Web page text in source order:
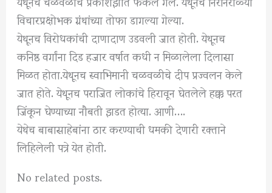
विचारप्रक्षोभक ग्रंथांच्या तोफा डागल्या गेल्या.
येथूनच विरोधकांची दाणादाण उडवली जात होती. येथूनच
कनिष्ठ वर्गांना दिड हजार वर्षात कधी न मिळालेला दिलासा
मिळत होता.येथूनच स्वाभिमानी चळवळीचे दीप प्रज्वलन केले
जात होते. येथूनच पराजित लोकांचे हिरावून घेतलेले हक्क परत
जिंकून घेण्याच्या नौबती झडत होत्या. आणी….
येथेच बाबासाहेबांना ठार करण्याची धमकी देणारी रक्ताने
लिहिलेली पत्रे येत होती.
No related posts.